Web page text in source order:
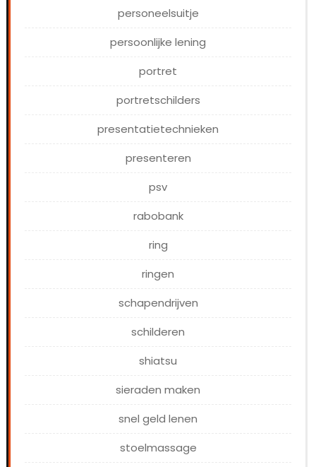
personeelsuitje
persoonlijke lening
portret
portretschilders
presentatietechnieken
presenteren
psv
rabobank
ring
ringen
schapendrijven
schilderen
shiatsu
sieraden maken
snel geld lenen
stoelmassage